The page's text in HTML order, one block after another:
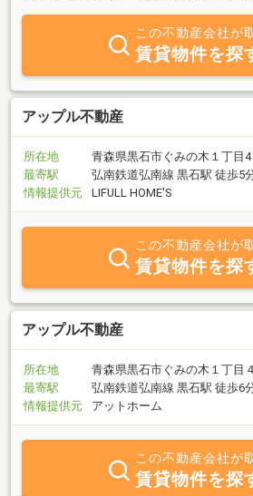
この不動産会社が
賃貸物件を探
アップル不動産
所在地
青森県黒石市ぐみの木１丁目4
最寄駅
弘南鉄道弘南線 黒石駅 徒歩5
情報提供元
LIFULL HOME'S
この不動産会社が
賃貸物件を探
アップル不動産
所在地
青森県黒石市ぐみの木１丁目４
最寄駅
弘南鉄道弘南線 黒石駅 徒歩6
情報提供元
アットホーム
この不動産会社が
賃貸物件を探